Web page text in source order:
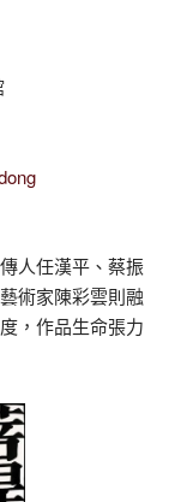
人任漢平、蔡振
術家陳彩雲則融
，作品生命張力